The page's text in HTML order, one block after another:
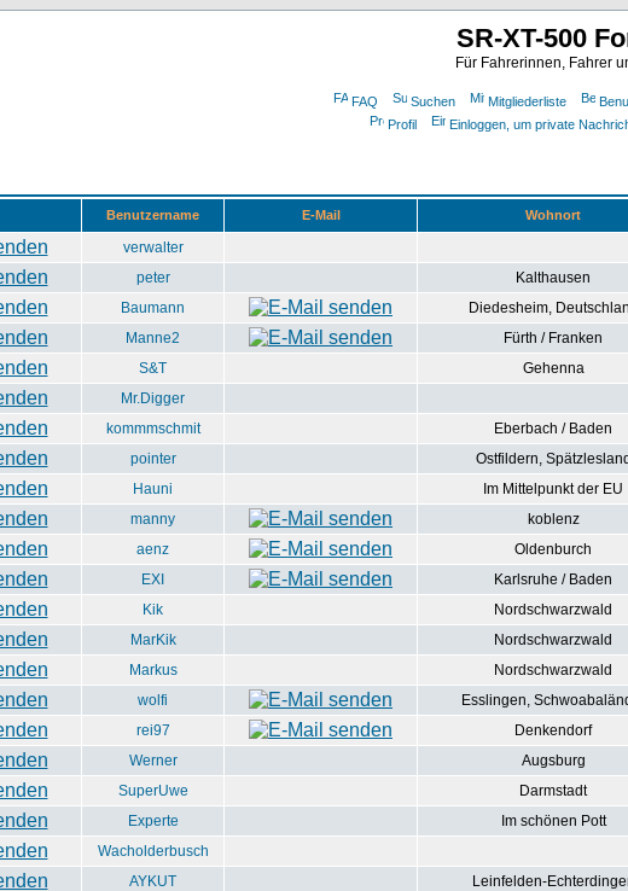
SR-XT-500
Für Fahrerinnen, Fahrer
FAQ Suchen Mitgliederliste
Profil
Einloggen, um private
Benutzername E-Mail Wohnort
verwalter
peter Kalthausen
Baumann Diedesheim,
Manne2 Fürth / Franken
S&T Gehenna
Mr.Digger
kommmschmit Eberbach / Baden
pointer Ostfildern, Spätzlesland
Hauni Im Mittelpunkt der EU
manny koblenz
aenz Oldenburch
EXI Karlsruhe / Baden
Kik Nordschwarzwald
MarKik Nordschwarzwald
Markus Nordschwarzwald
wolfi Esslingen,
rei97 Denkendorf
Werner Augsburg
SuperUwe Darmstadt
Experte Im schönen Pott
Wacholderbusch
AYKUT Leinfelden-